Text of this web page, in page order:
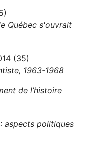
Québec s'ouvrait
(35)
1963-1968
de l’histoire
aspects politiques